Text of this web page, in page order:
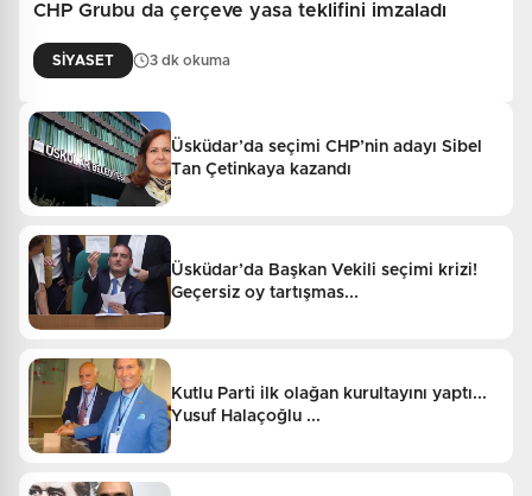
CHP Grubu da çerçeve yasa teklifini imzaladı
SİYASET 3 dk okuma
Üsküdar’da seçimi CHP’nin adayı Sibel
Tan Çetinkaya kazandı
Üsküdar’da Başkan Vekili seçimi krizi!
Geçersiz oy tartışmas...
Kutlu Parti ilk olağan kurultayını yaptı...
Yusuf Halaçoğlu ...